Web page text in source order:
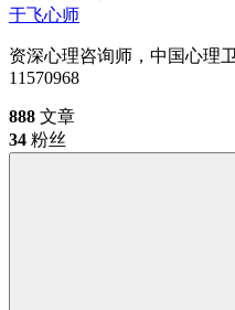
于飞心师
资深心理咨询师，中国心理
11570968
888 文章
34 粉丝